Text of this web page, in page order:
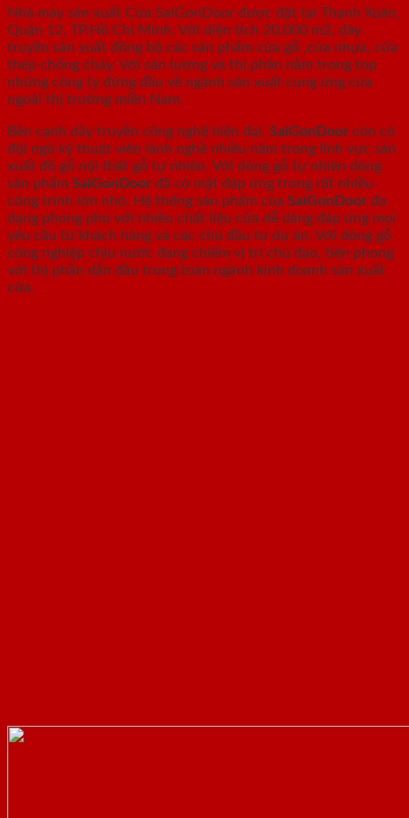
Nhà máy sản xuất Cửa SaiGonDoor được đặt tại Thạnh Xuân,
Quận 12, TP.Hồ Chí Minh. Với diện tích 20.000 m2, dây
truyền sản xuất đồng bộ các sản phẩm cửa gỗ ,cửa nhựa, cửa
thép chống cháy. Với sản lượng và thị phần nằm trong top
những công ty đứng đầu về ngành sản xuất cung ứng cửa
ngoài thị trường miền Nam.
Bên cạnh dây truyền công nghệ hiện đại, SaiGonDoor còn có
đội ngũ kỹ thuật viên lành nghề nhiều năm trong lĩnh vực sản
xuất đồ gỗ nội thất gỗ tự nhiên. Với dòng gỗ tự nhiên dòng
sản phẩm SaiGonDoor đã có mặt đáp ứng trong rất nhiều
công trình lớn nhỏ. Hệ thống sản phẩm của SaiGonDoor đa
dạng phong phú với nhiều chất liệu cửa dễ dàng đáp ứng mọi
yêu cầu từ khách hàng và các chủ đầu tư dự án. Với dòng gỗ
công nghiệp chịu nước đang chiếm vị trí chủ đạo, tiên phong
với thị phần dẫn đầu trong toàn ngành kinh doanh sản xuất
cửa.